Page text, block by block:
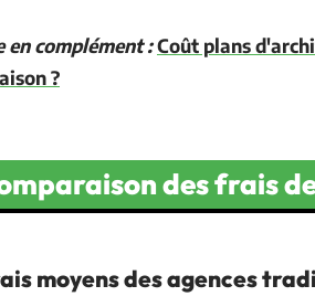
en complément :Coût plans
?
des frais
moyens des agences